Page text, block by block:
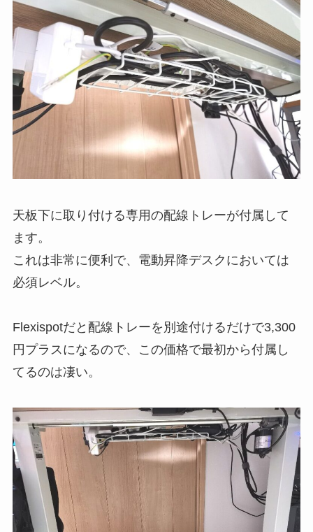
天板下に取り付ける専用の配線トレーが付属して
ます。
これは非常に便利で、電動昇降デスクにおいては
必須レベル。
Flexispotだと配線トレーを別途付けるだけで3,300
円プラスになるので、この価格で最初から付属し
てるのは凄い。